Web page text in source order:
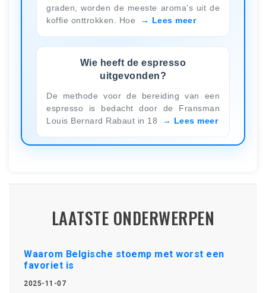
graden, worden de meeste aroma’s uit de
koffie onttrokken. Hoe
Lees meer
Wie heeft de espresso
uitgevonden?
De methode voor de bereiding van een
espresso is bedacht door de Fransman
Louis Bernard Rabaut in 18
Lees meer
LAATSTE ONDERWERPEN
Waarom Belgische stoemp met worst een
favoriet is
2025-11-07